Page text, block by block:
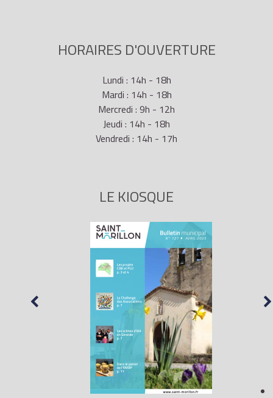
HORAIRES D'OUVERTURE
Lundi : 14h - 18h
Mardi : 14h - 18h
Mercredi : 9h - 12h
Jeudi : 14h - 18h
Vendredi : 14h - 17h
LE KIOSQUE